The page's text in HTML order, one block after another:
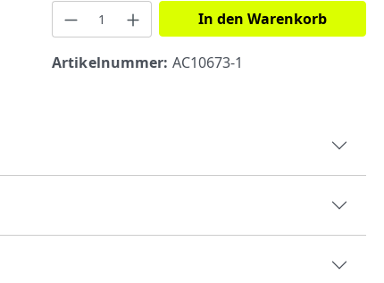
In den Warenkorb
Artikelnummer: AC10673-1